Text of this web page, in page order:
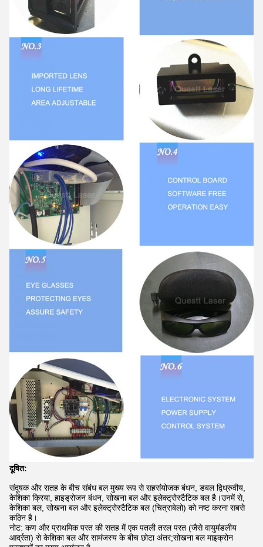
दूषित:
संदूषक और सतह के बीच संबंध बल मुख्य रूप से सहसंयोजक बंधन, डबल द्विध्रुवीय,
केशिका क्रिया, हाइड्रोजन बंधन, सोखना बल और इलेक्ट्रोस्टैटिक बल है।उनमें से,
केशिका बल, सोखना बल और इलेक्ट्रोस्टैटिक बल (चित्राबेलो) को नष्ट करना सबसे
कठिन है।
नोट: कण और प्राथमिक परत की सतह में एक पतली तरल परत (जैसे वायुमंडलीय
आर्द्रता) से केशिका बल और सामंजस्य के बीच छोटा अंतर;सोखना बल माइक्रोन